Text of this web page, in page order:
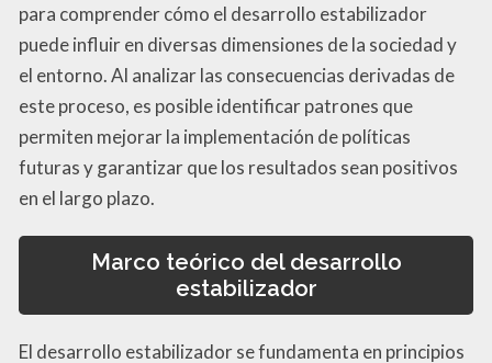
para comprender cómo el desarrollo estabilizador
puede influir en diversas dimensiones de la sociedad y
el entorno. Al analizar las consecuencias derivadas de
este proceso, es posible identificar patrones que
permiten mejorar la implementación de políticas
futuras y garantizar que los resultados sean positivos
en el largo plazo.
Marco teórico del desarrollo
estabilizador
El desarrollo estabilizador se fundamenta en principios